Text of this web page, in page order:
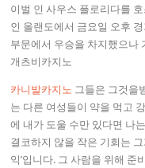
이벌 인 사우스 플로리다를
인 올랜도에서 금요일 오후
부문에서 우승을 차지했으나
개츠비카지노
카니발카지노 그들은 그것을
는 다른 여성들이 약을 먹고
에 내가 도울 수만 있다면 나
결코하지 않을 작은 기회는
익’입니다. 그 사람을 위해